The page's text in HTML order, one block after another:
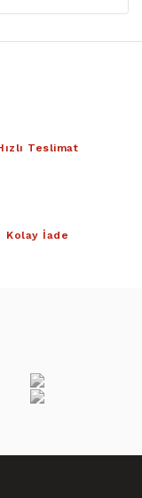
Teslimat
Kolay İade